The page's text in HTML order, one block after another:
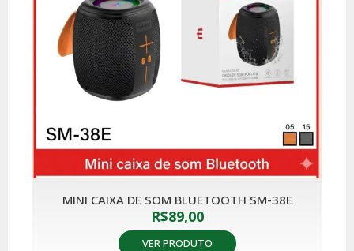
MINI CAIXA DE SOM BLUETOOTH SM-38E
R$89,00
VER PRODUTO